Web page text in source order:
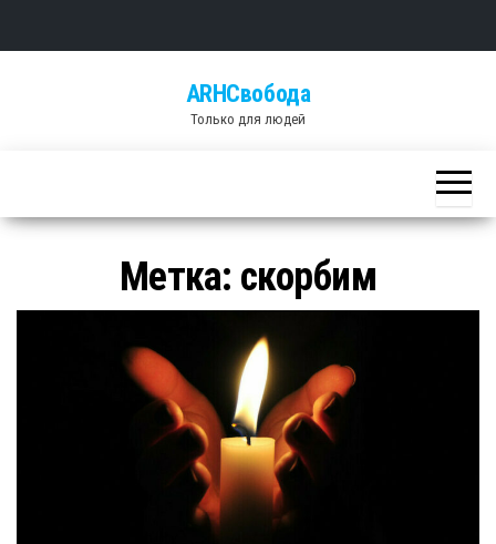
ARHСвобода
Только для людей
Метка: скорбим